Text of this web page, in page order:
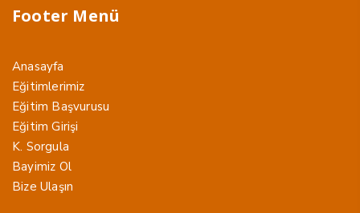
Footer Menü
Anasayfa
Eğitimlerimiz
Eğitim Başvurusu
Eğitim Girişi
K. Sorgula
Bayimiz Ol
Bize Ulaşın